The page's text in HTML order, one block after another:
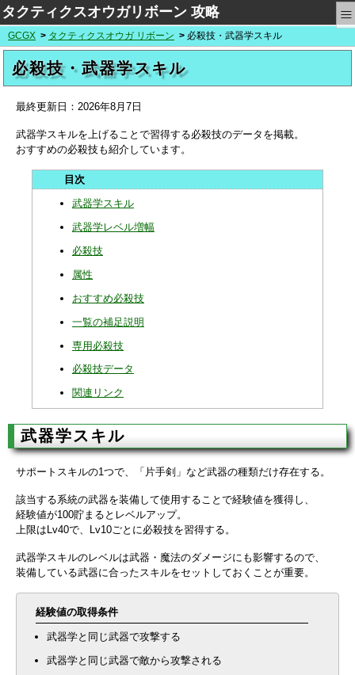
タクティクスオウガリボーン 攻略 ≡
GCGX タクティクスオウガ リボーン 必殺技・武器学スキル
必殺技・武器学スキル
最終更新日： 2026年8月7日
武器学スキルを上げることで習得する必殺技のデータを掲載。
おすすめの必殺技も紹介しています。
武器学スキル
武器学レベル増幅
必殺技
属性
おすすめ必殺技
一覧の補足説明
専用必殺技
必殺技データ
関連リンク
武器学スキル
サポートスキルの1つで、「片手剣」など武器の種類だけ存在する。
該当する系統の武器を装備して使用することで経験値を獲得し、
経験値が100貯まるとレベルアップ。
上限はLv40で、Lv10ごとに必殺技を習得する。
武器学スキルのレベルは武器・魔法のダメージにも影響するので、
装備している武器に合ったスキルをセットしておくことが重要。
経験値の取得条件
武器学と同じ武器で攻撃する
武器学と同じ武器で敵から攻撃される